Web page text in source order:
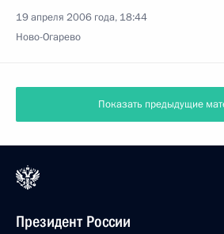
19 апреля 2006 года, 18:44
Ново-Огарево
Показать предыдущие
Президент России